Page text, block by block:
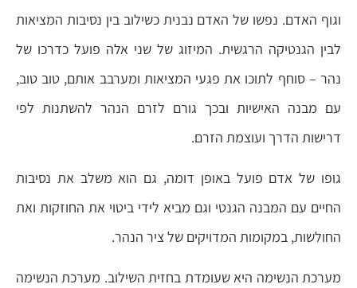
וגוף האדם. נפשו של האדם נבנית כשילוב בין נסיבות המציאות
לבין הגנטיקה הרגשית. המיזוג של שני אלה פועל כדרכו של
נהר – סוחף לתוכו את פגעי המציאות ומערבב אותם, טוב טוב,
עם מבנה האישיות ובכך גורם לזרם הנהר להשתנות לפי
דרישות הדרך ועוצמת הזרם.
גופו של אדם פועל באופן דומה, גם הוא משלב את נסיבות
החיים עם המבנה הגנטי וגם מביא לידי ביטוי את החוזקות ואת
החולשות, במקומות המדויקים של ציר הנהר.
מערכת הנשימה היא שעומדת בחזית השילוב. מערכת הנשימה